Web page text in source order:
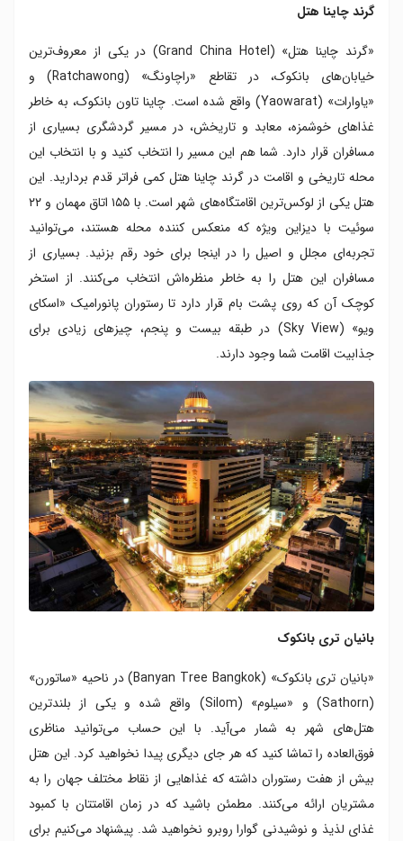
گرند چاینا هتل
«گرند چاینا هتل» (Grand China Hotel) در یکی از معروف‌ترین
خیابان‌های بانکوک، در تقاطع «راچاونگ» (Ratchawong) و
«یاوارات» (Yaowarat) واقع شده است. چاینا تاون بانکوک، به خاطر
غذاهای خوشمزه، معابد و تاریخش، در مسیر گردشگری بسیاری از
مسافران قرار دارد. شما هم این مسیر را انتخاب کنید و با انتخاب این
محله تاریخی و اقامت در گرند چاینا هتل کمی فراتر قدم بردارید. این
هتل یکی از لوکس‌ترین اقامتگاه‌های شهر است. با ۱۵۵ اتاق مهمان و ۲۲
سوئیت با دیزاین ویژه که منعکس کننده محله هستند، می‌توانید
تجربه‌ای مجلل و اصیل را در اینجا برای خود رقم بزنید. بسیاری از
مسافران این هتل را به خاطر منظره‌اش انتخاب می‌کنند. از استخر
کوچک آن که روی پشت بام قرار دارد تا رستوران پانورامیک «اسکای
ویو» (Sky View) در طبقه بیست و پنجم، چیزهای زیادی برای
جذابیت اقامت شما وجود دارند.
بانیان تری بانکوک
«بانیان تری بانکوک» (Banyan Tree Bangkok) در ناحیه «ساتورن»
(Sathorn) و «سیلوم» (Silom) واقع شده و یکی از بلندترین
هتل‌های شهر به شمار می‌آید. با این حساب می‌توانید مناظری
فوق‌العاده را تماشا کنید که هر جای دیگری پیدا نخواهید کرد. این هتل
بیش از هفت رستوران داشته که غذاهایی از نقاط مختلف جهان را به
مشتریان ارائه می‌کنند. مطمئن باشید که در زمان اقامتتان با کمبود
غذای لذیذ و نوشیدنی گوارا روبرو نخواهید شد. پیشنهاد می‌کنیم برای